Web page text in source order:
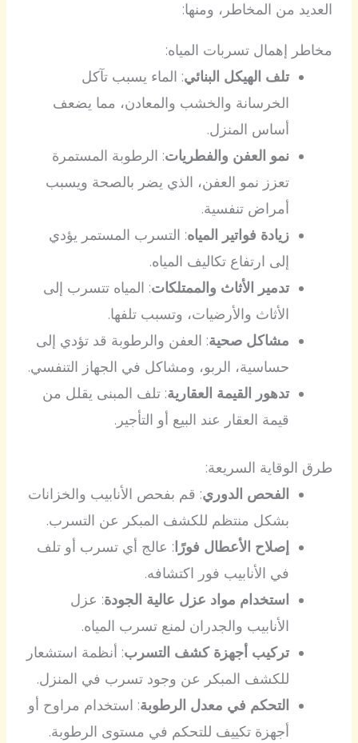
العديد من المخاطر، ومنها:
مخاطر إهمال تسربات المياه:
تلف الهيكل البنائي: الماء يسبب تآكل
الخرسانة والخشب والمعادن، مما يضعف
أساس المنزل.
نمو العفن والفطريات: الرطوبة المستمرة
تعزز نمو العفن، الذي يضر بالصحة ويسبب
أمراض تنفسية.
زيادة فواتير المياه: التسرب المستمر يؤدي
إلى ارتفاع تكاليف المياه.
تدمير الأثاث والممتلكات: المياه تتسرب إلى
الأثاث والأرضيات، وتسبب تلفها.
مشاكل صحية: العفن والرطوبة قد تؤدي إلى
حساسية، الربو، ومشاكل في الجهاز التنفسي.
تدهور القيمة العقارية: تلف المبنى يقلل من
قيمة العقار عند البيع أو التأجير.
طرق الوقاية السريعة:
الفحص الدوري: قم بفحص الأنابيب والخزانات
بشكل منتظم للكشف المبكر عن التسرب.
إصلاح الأعطال فورًا: عالج أي تسرب أو تلف
في الأنابيب فور اكتشافه.
استخدام مواد عزل عالية الجودة: عزل
الأنابيب والجدران لمنع تسرب المياه.
تركيب أجهزة كشف التسرب: أنظمة استشعار
للكشف المبكر عن وجود تسرب في المنزل.
التحكم في معدل الرطوبة: استخدام مراوح أو
أجهزة تكييف للتحكم في مستوى الرطوبة.